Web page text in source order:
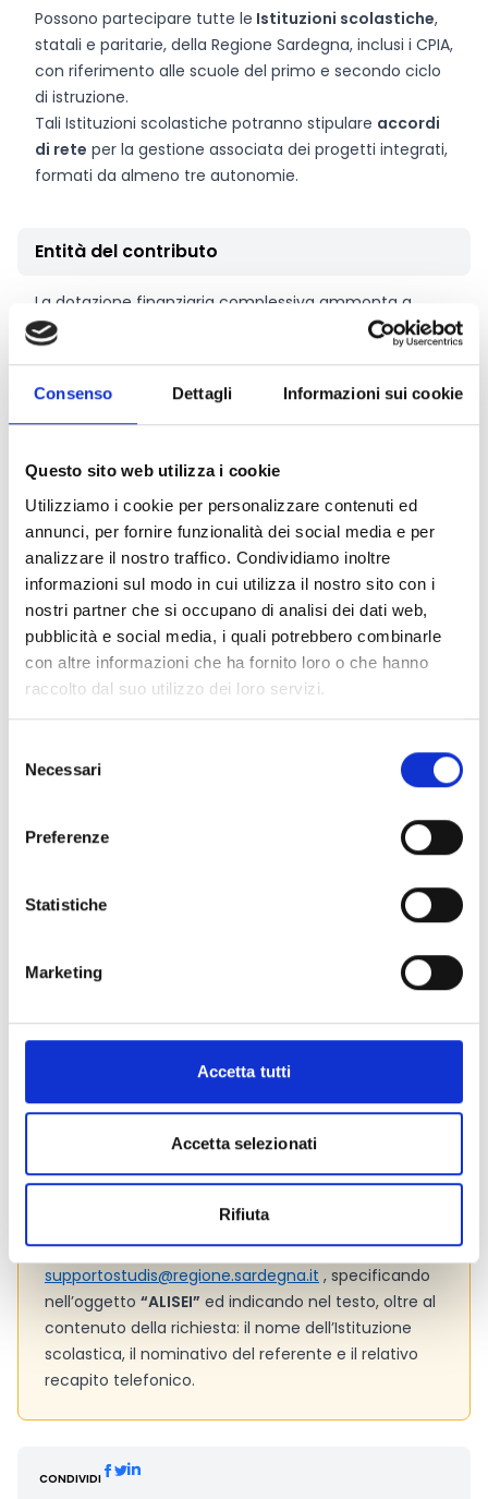
Consenso Dettagli Informazioni sui cookie
Questo sito web utilizza i cookie
Utilizziamo i cookie per personalizzare contenuti ed
annunci, per fornire funzionalità dei social media e per
analizzare il nostro traffico. Condividiamo inoltre
informazioni sul modo in cui utilizza il nostro sito con i
nostri partner che si occupano di analisi dei dati web,
pubblicità e social media, i quali potrebbero combinarle
con altre informazioni che ha fornito loro o che hanno
raccolto dal suo utilizzo dei loro servizi.
delNecessari
Preferenze
Statistiche
Marketing
Accetta tutti
Accetta selezionati
Rifiuta
Possono partecipare tutte le Istituzioni scolastiche,
statali e paritarie, della Regione Sardegna, inclusi i CPIA,
con riferimento alle scuole del primo e secondo ciclo
di istruzione.
Tali Istituzioni scolastiche potranno stipulare accordi
di rete per la gestione associata dei progetti integrati,
formati da almeno tre autonomie.
Entità del contributo
La dotazione finanziaria complessiva ammonta a
250.000 Euro.
un solo
un finanziamento massimo di
20.000 Eurociascuno..
Link e Documenti
Pagina web per formulari e documenti
Bando
Si consiglia di consultare regolarmente il sito web
ufficiale del bando per gli aggiornamenti e le
informazioni addizionali.
È molto importante leggere con attenzione i
criteri
domande di contributo. La lettura preliminare dei
criteri, infatti, ti consentirà di comprendere se la tua
richiesta possiede le caratteristiche per aggiudicarsi
il contributo e quali aspetti tenere maggiormente in
pagg. 7-8 del bando).
È fondamentale chiedersi sin da subito se si
progetto. Assicurati, dunque, di aver compreso le
modalità di erogazione del contributo
Lespese ammissibilisono tutti quei costi che
possiamo imputare nel budget di progetto. Si
consiglia pertanto di verificarle con attenzione (Cfr.
Hai bisogno di ulteriori informazioni?
l'Ente finanziatore al seguente indirizzo e-mail
supportostudis@regione.sardegna.it , specificando
nell’oggetto “ALISEI” ed indicando nel testo, oltre al
contenuto della richiesta: il nome dell’Istituzione
scolastica, il nominativo del referente e il relativo
recapito telefonico.
CONDIVIDI